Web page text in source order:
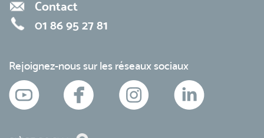
Contact
01 86 95 27 81
Rejoignez-nous sur les réseaux sociaux